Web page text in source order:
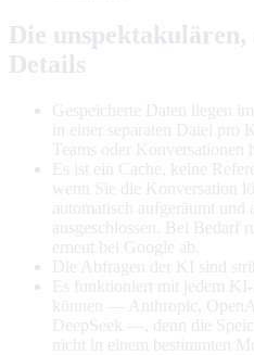
Die
Details
Gespeicherte Daten liegen
in einer separaten Datei pro
Teams oder Konversationen
Es ist ein Cache, keine
wenn Sie die Konversation
automatisch aufgeräumt und
ausgeschlossen. Bei Bedarf
erneut bei Google ab.
Die Abfragen der KI sind
Es funktioniert mit jedem
können — Anthropic,
DeepSeek —, denn die
nicht in einem bestimmten